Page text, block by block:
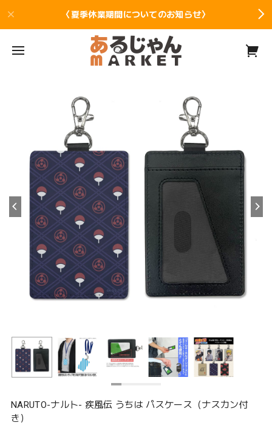
〈夏季休業期間についてのお知らせ〉
NARUTO-ナルト- 疾風伝 うちは パスケース（ナスカン付
き）